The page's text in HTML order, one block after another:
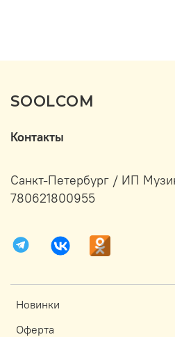
SOOLCOM
Новинки
Оферта
Контакты
Санкт-Петербург / ИП
780621800955